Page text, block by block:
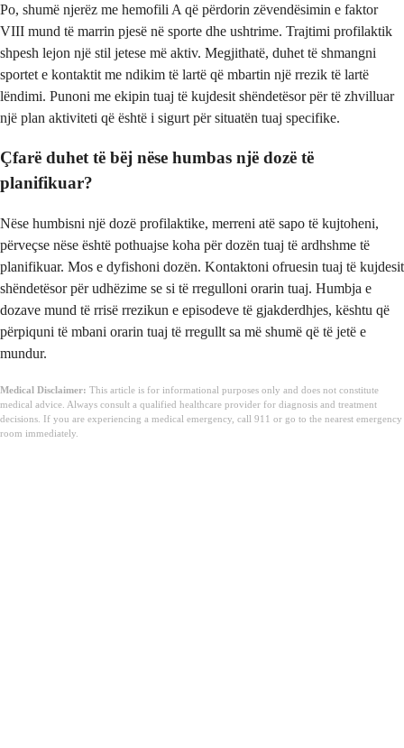
Po, shumë njerëz me hemofili A që përdorin zëvendësimin e faktor
VIII mund të marrin pjesë në sporte dhe ushtrime. Trajtimi profilaktik
shpesh lejon një stil jetese më aktiv. Megjithatë, duhet të shmangni
sportet e kontaktit me ndikim të lartë që mbartin një rrezik të lartë
lëndimi. Punoni me ekipin tuaj të kujdesit shëndetësor për të zhvilluar
një plan aktiviteti që është i sigurt për situatën tuaj specifike.
Çfarë duhet të bëj nëse humbas një dozë të
planifikuar?
Nëse humbisni një dozë profilaktike, merreni atë sapo të kujtoheni,
përveçse nëse është pothuajse koha për dozën tuaj të ardhshme të
planifikuar. Mos e dyfishoni dozën. Kontaktoni ofruesin tuaj të kujdesit
shëndetësor për udhëzime se si të rregulloni orarin tuaj. Humbja e
dozave mund të rrisë rrezikun e episodeve të gjakderdhjes, kështu që
përpiquni të mbani orarin tuaj të rregullt sa më shumë që të jetë e
mundur.
Medical Disclaimer: This article is for informational purposes only and does not constitute
medical advice. Always consult a qualified healthcare provider for diagnosis and treatment
decisions. If you are experiencing a medical emergency, call 911 or go to the nearest emergency
room immediately.